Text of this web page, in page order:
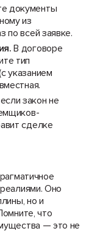
документы
из
по всей заявке.
В договоре
тип
указанием
закон не
сделке
Оно
но и
что
— это не